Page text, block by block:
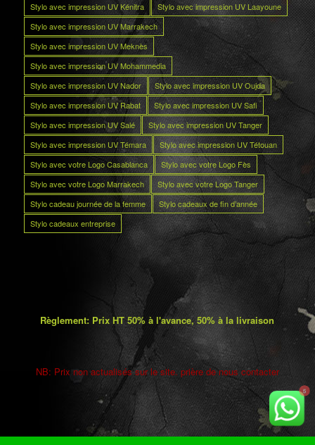
Stylo avec impression UV Kénitra
Stylo avec impression UV Laayoune
Stylo avec impression UV Marrakech
Stylo avec impression UV Meknès
Stylo avec impression UV Mohammedia
Stylo avec impression UV Nador
Stylo avec impression UV Oujda
Stylo avec impression UV Rabat
Stylo avec impression UV Safi
Stylo avec impression UV Salé
Stylo avec impression UV Tanger
Stylo avec impression UV Témara
Stylo avec impression UV Tétouan
Stylo avec votre Logo Casablanca
Stylo avec votre Logo Fès
Stylo avec votre Logo Marrakech
Stylo avec votre Logo Tanger
Stylo cadeau journée de la femme
Stylo cadeaux de fin d’année
Stylo cadeaux entreprise
Règlement: Prix HT 50% à l'avance, 50% à la livraison
NB: Prix non actualisés sur le site. prière de nous contacter
5